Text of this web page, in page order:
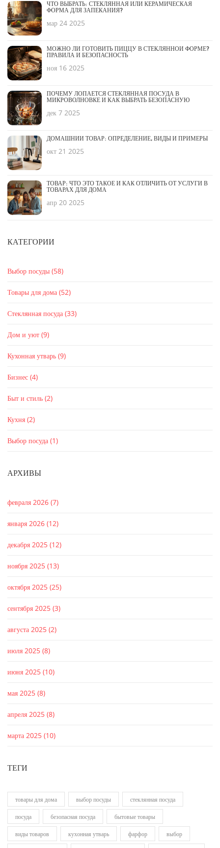
ЧТО ВЫБРАТЬ: СТЕКЛЯННАЯ ИЛИ КЕРАМИЧЕСКАЯ
ФОРМА ДЛЯ ЗАПЕКАНИЯ?
мар 24 2025
МОЖНО ЛИ ГОТОВИТЬ ПИЦЦУ В СТЕКЛЯННОЙ ФОРМЕ?
ПРАВИЛА И БЕЗОПАСНОСТЬ
ноя 16 2025
ПОЧЕМУ ЛОПАЕТСЯ СТЕКЛЯННАЯ ПОСУДА В
МИКРОВОЛНОВКЕ И КАК ВЫБРАТЬ БЕЗОПАСНУЮ
дек 7 2025
ДОМАШНИЙ ТОВАР: ОПРЕДЕЛЕНИЕ, ВИДЫ И ПРИМЕРЫ
окт 21 2025
ТОВАР: ЧТО ЭТО ТАКОЕ И КАК ОТЛИЧИТЬ ОТ УСЛУГИ В
ТОВАРАХ ДЛЯ ДОМА
апр 20 2025
КАТЕГОРИИ
Выбор посуды (58)
Товары для дома (52)
Стеклянная посуда (33)
Дом и уют (9)
Кухонная утварь (9)
Бизнес (4)
Быт и стиль (2)
Кухня (2)
Выбор посуда (1)
АРХИВЫ
февраля 2026 (7)
января 2026 (12)
декабря 2025 (12)
ноября 2025 (13)
октября 2025 (25)
сентября 2025 (3)
августа 2025 (2)
июля 2025 (8)
июня 2025 (10)
мая 2025 (8)
апреля 2025 (8)
марта 2025 (10)
ТЕГИ
товары для дома выбор посуды стеклянная посуда
посуда безопасная посуда бытовые товары
виды товаров кухонная утварь фарфор выбор